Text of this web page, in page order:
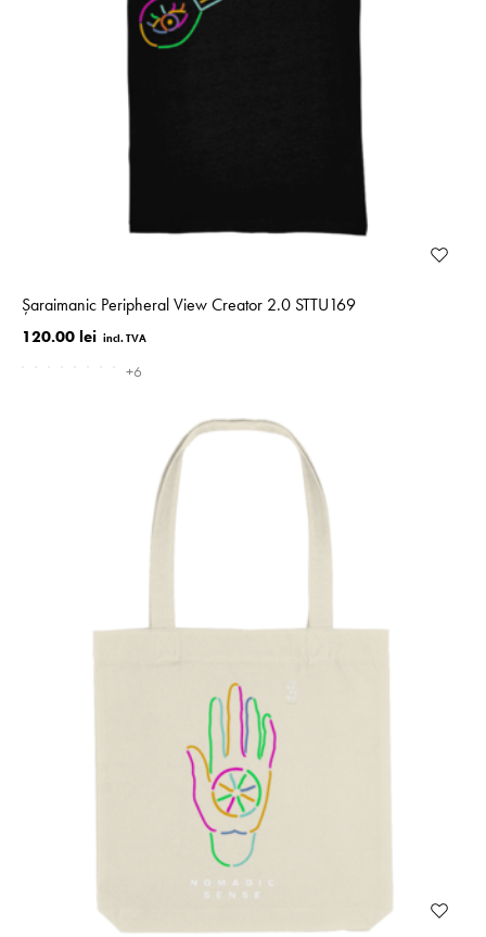
Șaraimanic Peripheral View Creator 2.0 STTU169
120.00 lei
+6